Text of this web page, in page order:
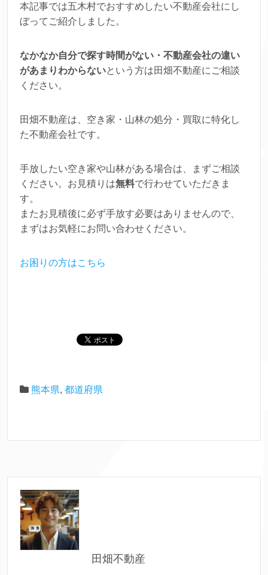
本記事では五木村でおすすめしたい不動産会社にし
ぼってご紹介しました。
なかなか自分で探す時間がない・不動産会社の違い
があまりわからないという方は田畑不動産にご相談
ください。
田畑不動産は、空き家・山林の処分・買取に特化し
た不動産会社です。
手放したい空き家や山林がある場合は、まずご相談
ください。お見積りは無料で行わせていただきま
す。
またお見積後に必ず手放す必要はありませんので、
まずはお気軽にお問い合わせください。
お困りの方はこちら
熊本県, 都道府県
田畑不動産